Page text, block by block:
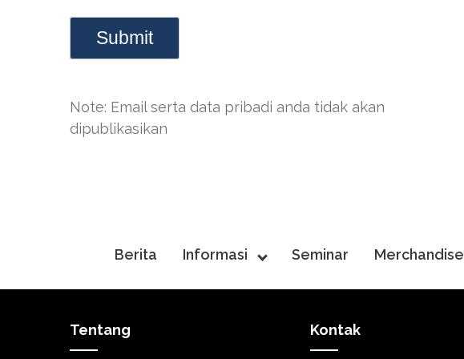
Note: Email serta data pribadi anda tidak akan
dipublikasikan
Berita Informasi Seminar Merchandise
Tentang Kontak